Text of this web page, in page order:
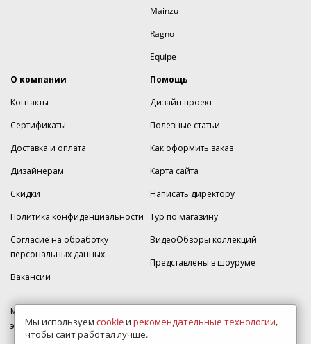
Mainzu
Ragno
Equipe
О компании
Контакты
Сертификаты
Доставка и оплата
Дизайнерам
Скидки
Политика конфиденциальности
Согласие на обработку
персональных данных
Вакансии
Помощь
Дизайн проект
Полезные статьи
Как оформить заказ
Карта сайта
Написать директору
Тур по магазину
ВидеоОбзоры коллекций
Представлены в шоуруме
МКАД 2км внешняя сторона, д. 2, ТРЦ "Шоколад" (РИО) Реутов, -1
этаж, магазин Плитка-SDVK.
Мы используем cookieи рекомендательные технологии,
чтобы сайт работал лучше.